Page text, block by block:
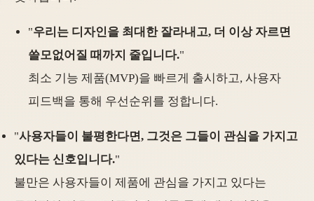
"우리는 디자인을 최대한 잘라내고, 더 이상 자르면
쓸모없어질 때까지 줄입니다."
최소 기능 제품(MVP)을 빠르게 출시하고, 사용자
피드백을 통해 우선순위를 정합니다.
"사용자들이 불평한다면, 그것은 그들이 관심을 가지고
있다는 신호입니다."
불만은 사용자들이 제품에 관심을 가지고 있다는